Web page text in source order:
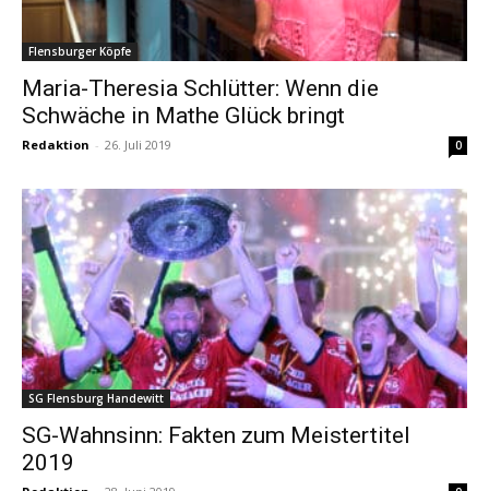
Flensburger Köpfe
Maria-Theresia Schlütter: Wenn die
Schwäche in Mathe Glück bringt
Redaktion - 26. Juli 2019 0
SG Flensburg Handewitt
SG-Wahnsinn: Fakten zum Meistertitel
2019